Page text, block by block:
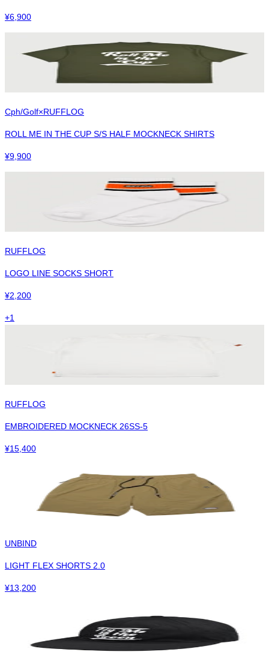
¥6,900
Cph/Golf×RUFFLOG
ROLL ME IN THE CUP S/S HALF MOCKNECK SHIRTS
¥9,900
RUFFLOG
LOGO LINE SOCKS SHORT
¥2,200
+1
RUFFLOG
EMBROIDERED MOCKNECK 26SS-5
¥15,400
UNBIND
LIGHT FLEX SHORTS 2.0
¥13,200